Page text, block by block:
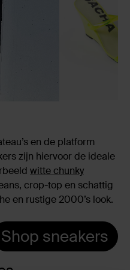
en de platform
zijn hiervoor de ideale
witte chunky
crop-top en schattig
en rustige 2000’s look.
Shop sneakers